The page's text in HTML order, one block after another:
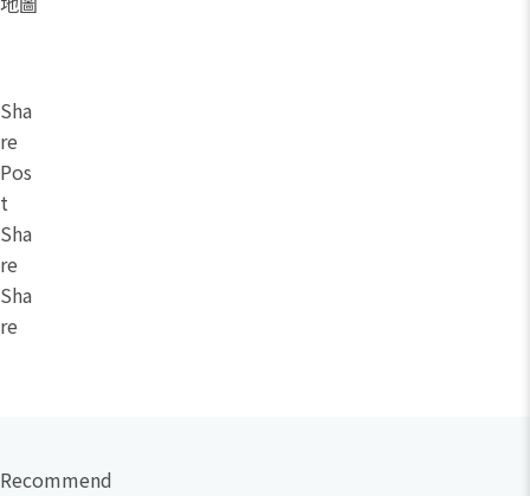
Sha
re
Pos
t
Sha
re
Sha
re
Recommend